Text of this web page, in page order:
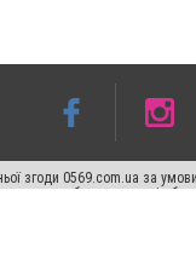
згоди 0569.com.ua за
другого абзацу в тексті